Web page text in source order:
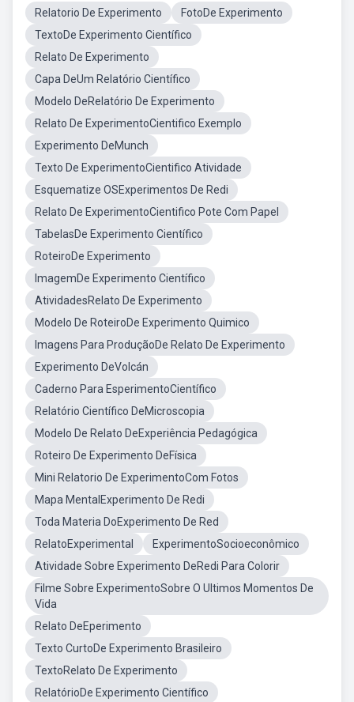
Relatorio De Experimento
FotoDe Experimento
TextoDe Experimento Científico
Relato De Experimento
Capa DeUm Relatório Científico
Modelo DeRelatório De Experimento
Relato De ExperimentoCientifico Exemplo
Experimento DeMunch
Texto De ExperimentoCientifico Atividade
Esquematize OSExperimentos De Redi
Relato De ExperimentoCientifico Pote Com Papel
TabelasDe Experimento Científico
RoteiroDe Experimento
ImagemDe Experimento Científico
AtividadesRelato De Experimento
Modelo De RoteiroDe Experimento Quimico
Imagens Para ProduçãoDe Relato De Experimento
Experimento DeVolcán
Caderno Para EsperimentoCientífico
Relatório Científico DeMicroscopia
Modelo De Relato DeExperiência Pedagógica
Roteiro De Experimento DeFísica
Mini Relatorio De ExperimentoCom Fotos
Mapa MentalExperimento De Redi
Toda Materia DoExperimento De Red
RelatoExperimental
ExperimentoSocioeconômico
Atividade Sobre Experimento DeRedi Para Colorir
Filme Sobre ExperimentoSobre O Ultimos Momentos De
Vida
Relato DeEperimento
Texto CurtoDe Experimento Brasileiro
TextoRelato De Experimento
RelatórioDe Experimento Científico